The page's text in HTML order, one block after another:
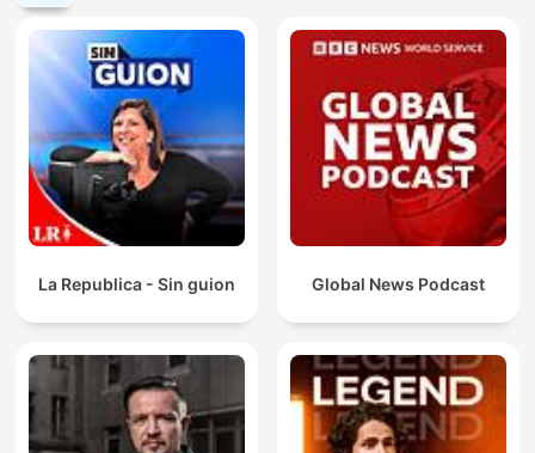
La Republica - Sin guion Global News Podcast